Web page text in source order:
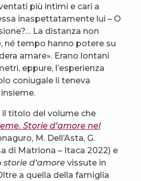
più intimi e cari a
inaspettatamente lui – O
La distanza non
né tempo hanno potere su
amare». Erano lontani
eppure, l’esperienza
coniugale li teneva
il titolo del volume che
Storie d’amore nel
M. Dell’Asta, G.
di Matriona – Itaca 2022) e
storie d’amore vissute in
a quella della famiglia